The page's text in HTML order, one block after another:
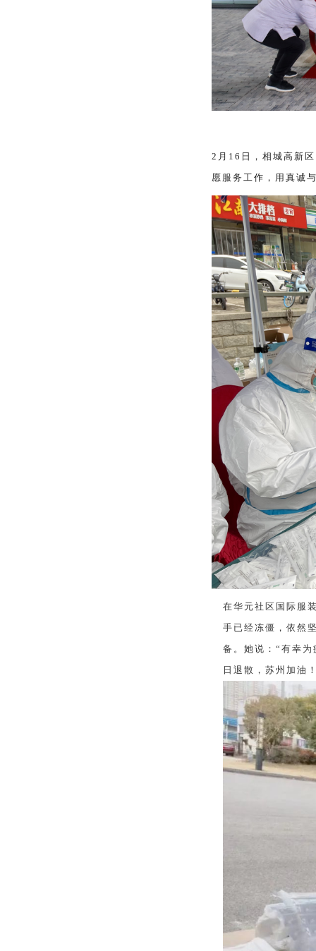
2月16日，相城高新
愿服务工作，用真诚
在华元社区国际服
手已经冻僵，依然
备。她说：“有幸
日退散，苏州加油